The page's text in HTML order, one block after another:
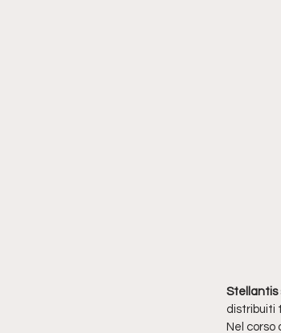
Stellantis
distribuiti
Nel corso